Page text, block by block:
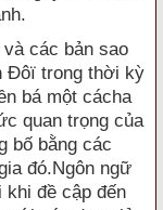
các bản sao
Ðôï trong thời kỳ
bá một cácha
quan trọng của
bố bằng các
đó.Ngôn ngữ
đề cập đến